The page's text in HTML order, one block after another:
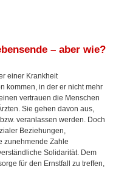
– aber wie?
einer Krankheit
kommen, in der er nicht mehr
vertrauen die Menschen
Sie gehen davon aus,
veranlassen werden. Doch
Beziehungen,
zunehmende Zahle
Solidarität. Dem
für den Ernstfall zu treffen,